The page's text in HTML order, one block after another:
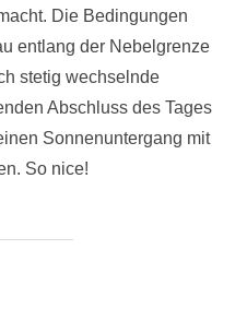
Die Bedingungen
entlang der Nebelgrenze
stetig wechselnde
Abschluss des Tages
Sonnenuntergang mit
So nice!